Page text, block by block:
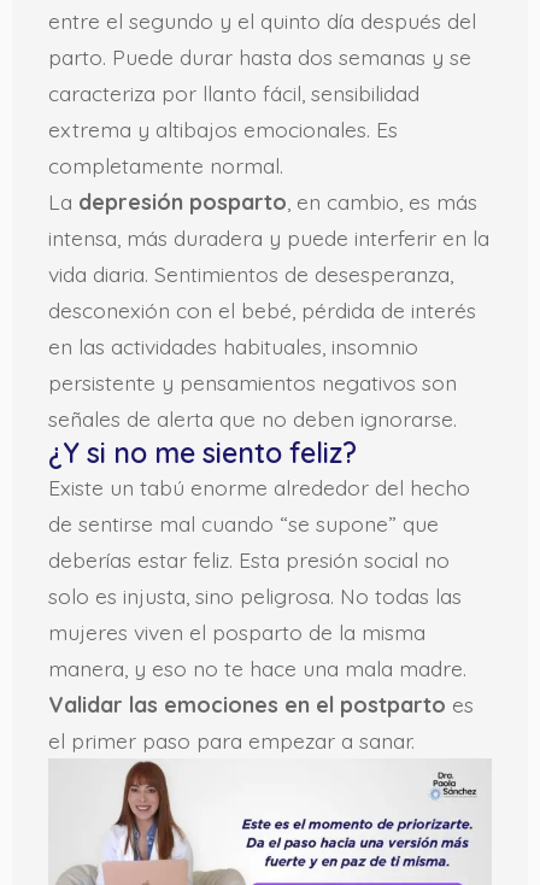
entre el segundo y el quinto día después del
parto. Puede durar hasta dos semanas y se
caracteriza por llanto fácil, sensibilidad
extrema y altibajos emocionales. Es
completamente normal.
La depresión posparto , en cambio, es más
intensa, más duradera y puede interferir en la
vida diaria. Sentimientos de desesperanza,
desconexión con el bebé, pérdida de interés
en las actividades habituales, insomnio
persistente y pensamientos negativos son
señales de alerta que no deben ignorarse.
¿Y si no me siento feliz?
Existe un tabú enorme alrededor del hecho
de sentirse mal cuando “se supone” que
deberías estar feliz. Esta presión social no
solo es injusta, sino peligrosa. No todas las
mujeres viven el posparto de la misma
manera, y eso no te hace una mala madre.
Validar las emociones en el postparto es
el primer paso para empezar a sanar.